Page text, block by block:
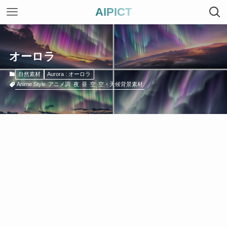
AIPICT
オーロラ
自然素材
Aurora : オーロラ
Anime Style アニメ調 夜 昼 空 空・天候背景素材